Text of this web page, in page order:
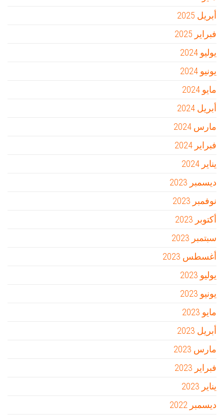
أبريل 2025
فبراير 2025
يوليو 2024
يونيو 2024
مايو 2024
أبريل 2024
مارس 2024
فبراير 2024
يناير 2024
ديسمبر 2023
نوفمبر 2023
أكتوبر 2023
سبتمبر 2023
أغسطس 2023
يوليو 2023
يونيو 2023
مايو 2023
أبريل 2023
مارس 2023
فبراير 2023
يناير 2023
ديسمبر 2022